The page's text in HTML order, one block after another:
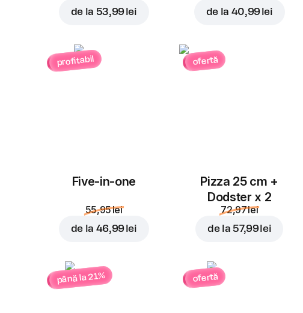
de la 53,99 lei de la 40,99 lei
profitabil
Five-in-one
55,95 lei
de la 46,99 lei
ofertă
Pizza 25 cm +
Dodster x 2
72,97 lei
de la 57,99 lei
până la 21% ofertă